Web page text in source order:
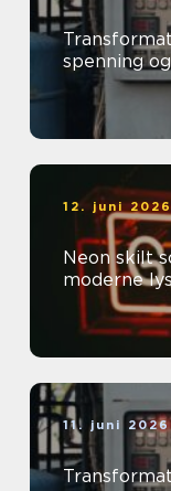
Transformator nøkkelen
spenning
12. juni
Neon skilt
moderne
11. juni 2026
Transformator nøkkelen